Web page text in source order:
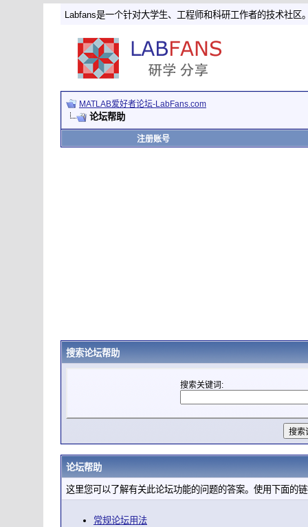
Labfans是一个针对大学生、工程师和科研工作者的技术社区
MATLAB爱好者论坛-LabFans.com
论坛帮助
注册账号
搜索论坛帮助
搜索关键词:
论坛帮助
这里您可以了解有关此论坛功能的问题的答案。使用下面的
常规论坛用法